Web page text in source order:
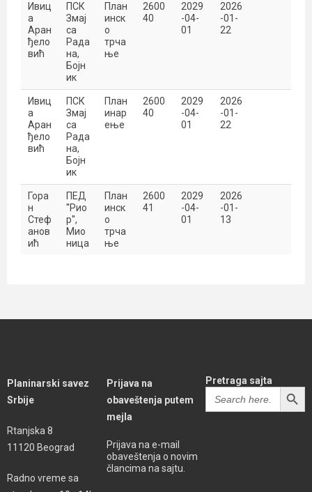
Ивиц
а
Аран
ђело
вић
ПСК
Змај
са
Рада
на,
Бојн
ик
План
инск
о
трча
ње
2600
40
2029
-04-
01
2026
-01-
22
Ивиц
а
Аран
ђело
вић
ПСК
Змај
са
Рада
на,
Бојн
ик
План
инар
ење
2600
40
2029
-04-
01
2026
-01-
22
Гора
н
Стеф
анов
ић
ПЕД
''Рио
р'',
Мио
ница
План
инск
о
трча
ње
2600
41
2029
-04-
01
2026
-01-
13
Planinarski savez
Srbije
Rtanjska 8
11120 Beograd
Radno vreme sa
Prijava na
obaveštenja putem
mejla
Prijava na e-mail
obaveštenja o novim
člancima na sajtu.
Pretraga sajta
Search
for:
SEARCH